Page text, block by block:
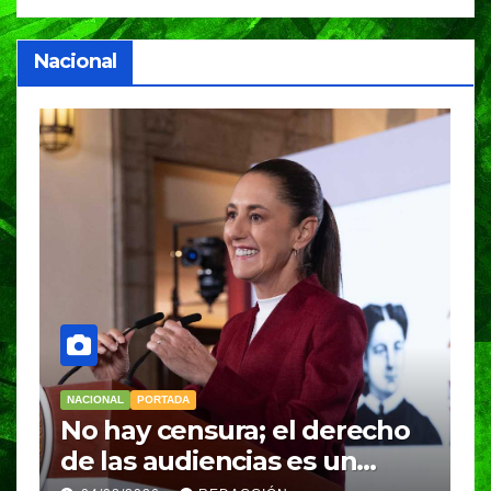
Nacional
NACIONAL
Presidenta Claudia
Sheinbaum firma decreto